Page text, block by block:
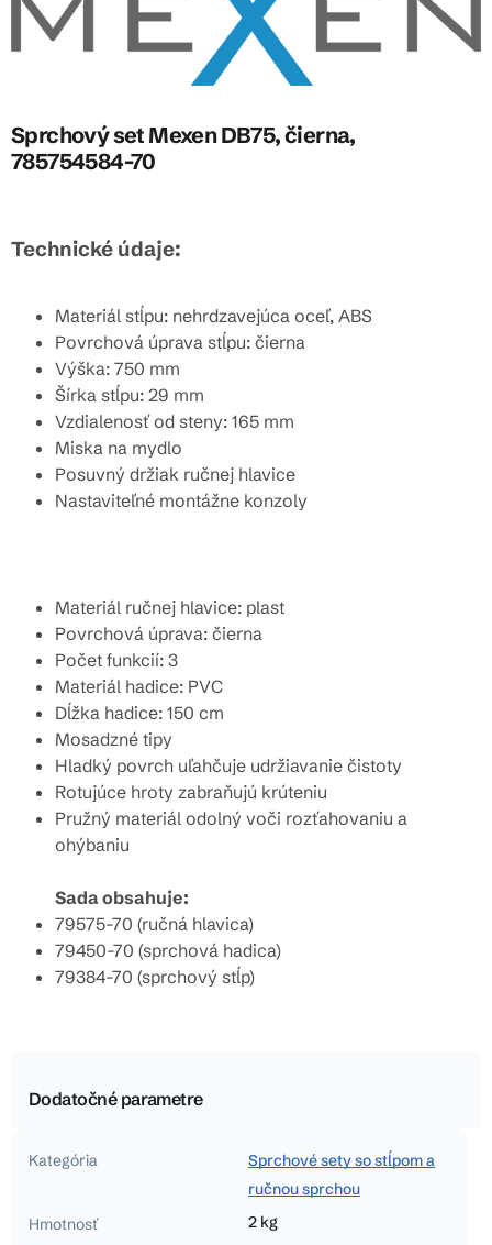
Sprchový set Mexen DB75, čierna,
785754584-70
Technické údaje:
Materiál stĺpu: nehrdzavejúca oceľ, ABS
Povrchová úprava stĺpu: čierna
Výška: 750 mm
Šírka stĺpu: 29 mm
Vzdialenosť od steny: 165 mm
Miska na mydlo
Posuvný držiak ručnej hlavice
Nastaviteľné montážne konzoly
Materiál ručnej hlavice: plast
Povrchová úprava: čierna
Počet funkcií: 3
Materiál hadice: PVC
Dĺžka hadice: 150 cm
Mosadzné tipy
Hladký povrch uľahčuje udržiavanie čistoty
Rotujúce hroty zabraňujú krúteniu
Pružný materiál odolný voči rozťahovaniu a
ohýbaniu
Sada obsahuje:
79575-70 (ručná hlavica)
79450-70 (sprchová hadica)
79384-70 (sprchový stĺp)
Dodatočné parametre
Kategória
Sprchové sety so stĺpom a
ručnou sprchou
Hmotnosť
2 kg